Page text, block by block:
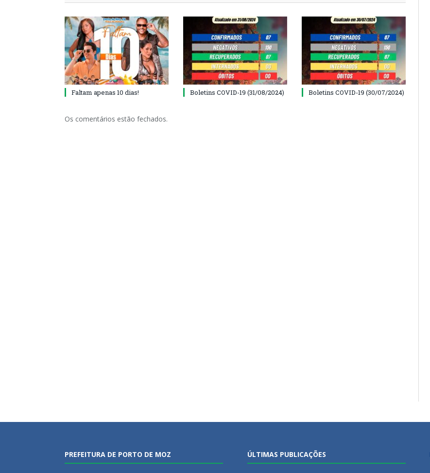
Faltam apenas 10 dias! Boletins COVID-19 (31/08/2024) Boletins COVID-19 (30/07/2024)
Os comentários estão fechados.
PREFEITURA DE PORTO DE MOZ ÚLTIMAS PUBLICAÇÕES